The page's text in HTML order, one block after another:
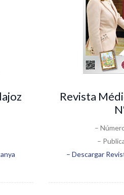
Revista
–
–
– Descargar